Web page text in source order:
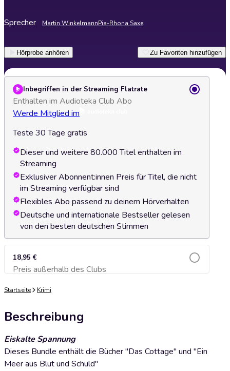
Sprecher Martin WinkelmannPia-Rhona Saxe
Hörprobe anhören Zu Favoriten hinzufügen
Inbegriffen in der Streaming Flatrate
Enthalten im Audioteka Club Abo
Werde Mitglied im
Teste 30 Tage gratis
Dieser und weitere 80.000 Titel enthalten im
Streaming
Exklusiver Abonnent:innen Preis für Titel, die nicht
im Streaming verfügbar sind
Flexibles Abo passend zu deinem Hörverhalten
Deutsche und internationale Bestseller gelesen
von den besten deutschen Stimmen
18,95 €
Preis außerhalb des ClubsZum Warenkorb hinzufügen
Startseite Krimi
Beschreibung
Eiskalte Spannung
Dieses Bundle enthält die Bücher "Das Cottage" und "Ein
Meer aus Blut und Schuld"